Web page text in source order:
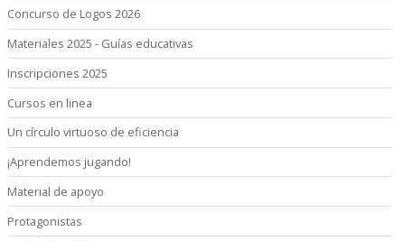
Concurso de Logos 2026
Materiales 2025 - Guías educativas
Inscripciones 2025
Cursos en linea
Un círculo virtuoso de eficiencia
¡Aprendemos jugando!
Material de apoyo
Protagonistas